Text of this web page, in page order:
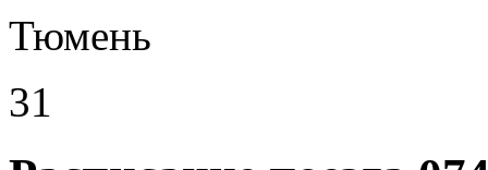
Тюмень
31